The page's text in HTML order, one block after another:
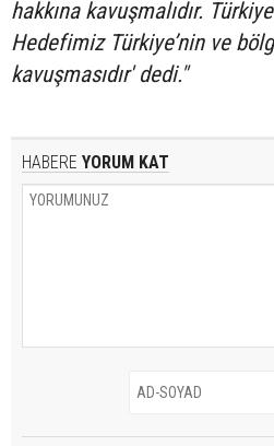
hakkına kavuşmalıdır.
Hedefimiz Türkiye’nin ve
kavuşmasıdır' dedi."
HABERE YORUM KAT